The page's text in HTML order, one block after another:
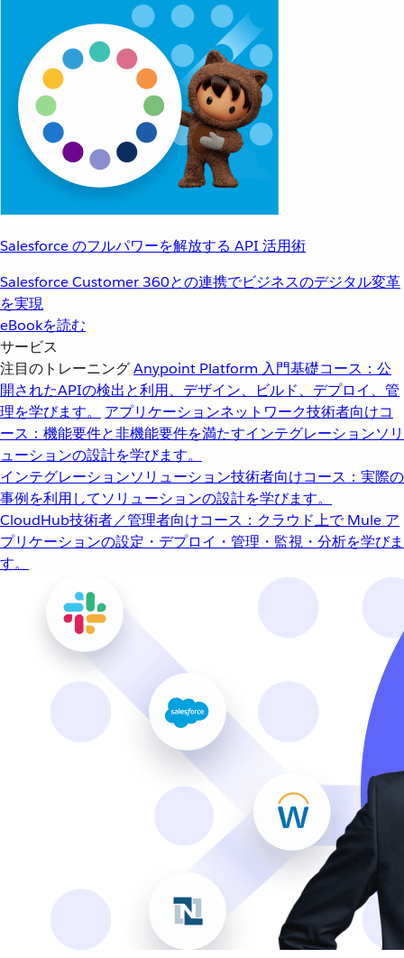
Salesforce のフルパワーを解放する API 活用術
Salesforce Customer 360との連携でビジネスのデジタル変革
を実現
eBookを読む
サービス
注目のトレーニングAnypoint Platform 入門基礎コース：公
開されたAPIの検出と利用、デザイン、ビルド、デプロイ、管
理を学びます。
アプリケーションネットワーク技術者向けコ
ース：機能要件と非機能要件を満たすインテグレーションソリ
ューションの設計を学びます。
インテグレーションソリューション技術者向けコース：実際の
事例を利用してソリューションの設計を学びます。
CloudHub技術者／管理者向けコース：クラウド上で Mule ア
プリケーションの設定・デプロイ・管理・監視・分析を学びま
す。